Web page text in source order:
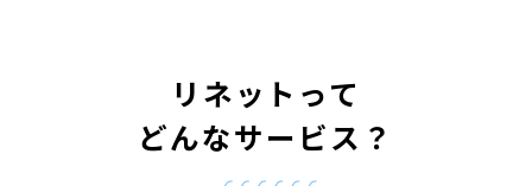
リネットって
どんなサービス？